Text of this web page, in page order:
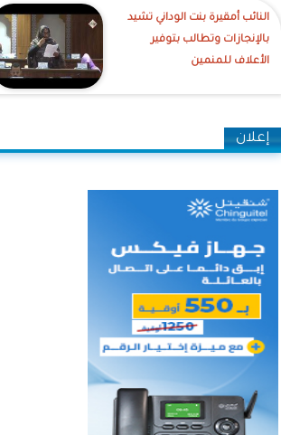
النائب أمقيرة بنت الوداني تشيد
بالإنجازات وتطالب بتوفير
الأعلاف للمنمين
إعلان